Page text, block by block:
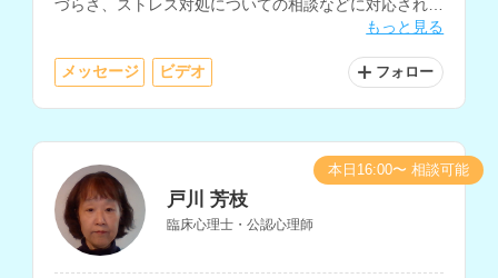
づらさ、ストレス対処についての相談などに対応されて
もっと見る
メッセージ ビデオ フォロー
戸川 芳枝
臨床心理士・公認心理師
本日16:00〜 相談可能